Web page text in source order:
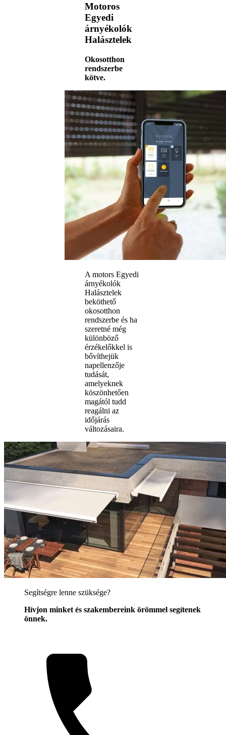
Motoros
Egyedi
árnyékolók
Halásztelek
Okosotthon
rendszerbe
kötve.
A motors Egyedi
árnyékolók
Halásztelek
beköthető
okosotthon
rendszerbe és ha
szeretné még
különböző
érzékelőkkel is
bővíthejük
napellenzője
tudását,
amelyeknek
köszönhetően
magától tudd
reagálni az
időjárás
változásaira.
Segítségre lenne szüksége?
Hívjon minket és szakembereink örömmel segítenek
önnek.